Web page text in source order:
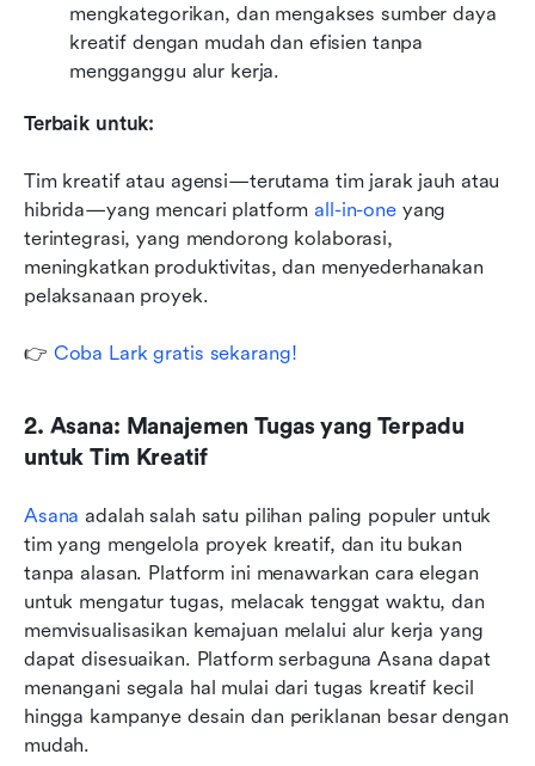
mengkategorikan, dan mengakses sumber daya
kreatif dengan mudah dan efisien tanpa
mengganggu alur kerja.
Terbaik untuk:
Tim kreatif atau agensi—terutama tim jarak jauh atau
hibrida—yang mencari platform all-in-one yang
terintegrasi, yang mendorong kolaborasi,
meningkatkan produktivitas, dan menyederhanakan
pelaksanaan proyek.
👉 Coba Lark gratis sekarang!
2. Asana: Manajemen Tugas yang Terpadu
untuk Tim Kreatif
Asana adalah salah satu pilihan paling populer untuk
tim yang mengelola proyek kreatif, dan itu bukan
tanpa alasan. Platform ini menawarkan cara elegan
untuk mengatur tugas, melacak tenggat waktu, dan
memvisualisasikan kemajuan melalui alur kerja yang
dapat disesuaikan. Platform serbaguna Asana dapat
menangani segala hal mulai dari tugas kreatif kecil
hingga kampanye desain dan periklanan besar dengan
mudah.